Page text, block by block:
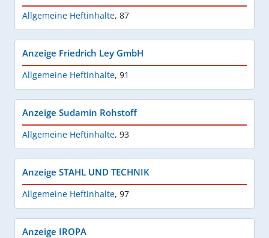
Allgemeine Heftinhalte, 87
Anzeige Friedrich Ley GmbH
Allgemeine Heftinhalte, 91
Anzeige Sudamin Rohstoff
Allgemeine Heftinhalte, 93
Anzeige STAHL UND TECHNIK
Allgemeine Heftinhalte, 97
Anzeige IROPA